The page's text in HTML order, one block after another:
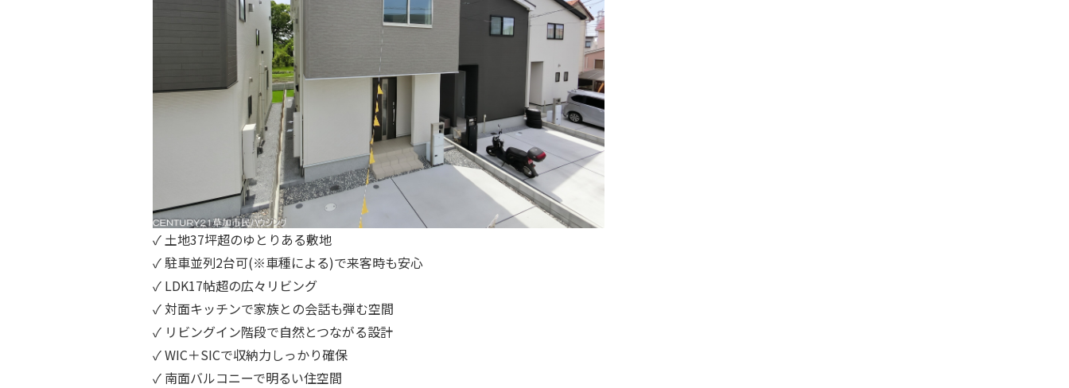
✓ 土地37坪超のゆとりある敷地
✓ 駐車並列2台可(※車種による)で来客時も安心
✓ LDK17帖超の広々リビング
✓ 対面キッチンで家族との会話も弾む空間
✓ リビングイン階段で自然とつながる設計
✓ WIC＋SICで収納力しっかり確保
✓ 南面バルコニーで明るい住空間